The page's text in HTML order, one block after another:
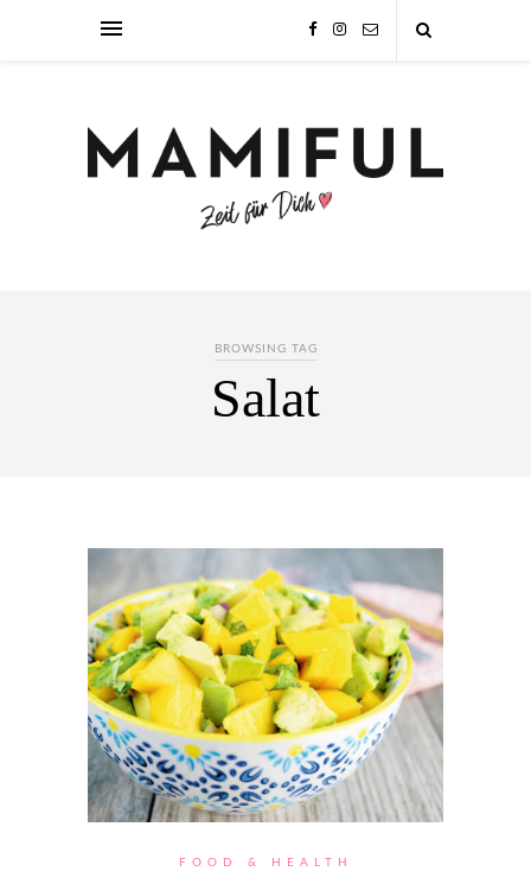
BROWSING TAG
Salat
FOOD & HEALTH